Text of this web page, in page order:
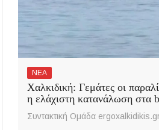
ΝΕΑ
Χαλκιδική: Γεμάτες οι
η ελάχιστη κατανάλωση στα
Συντακτική Ομάδα